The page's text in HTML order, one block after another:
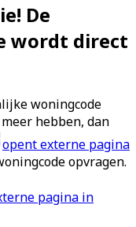
De
wordt direct
woningcode
hebben, dan
opent externe pagina
opvragen.
pagina in